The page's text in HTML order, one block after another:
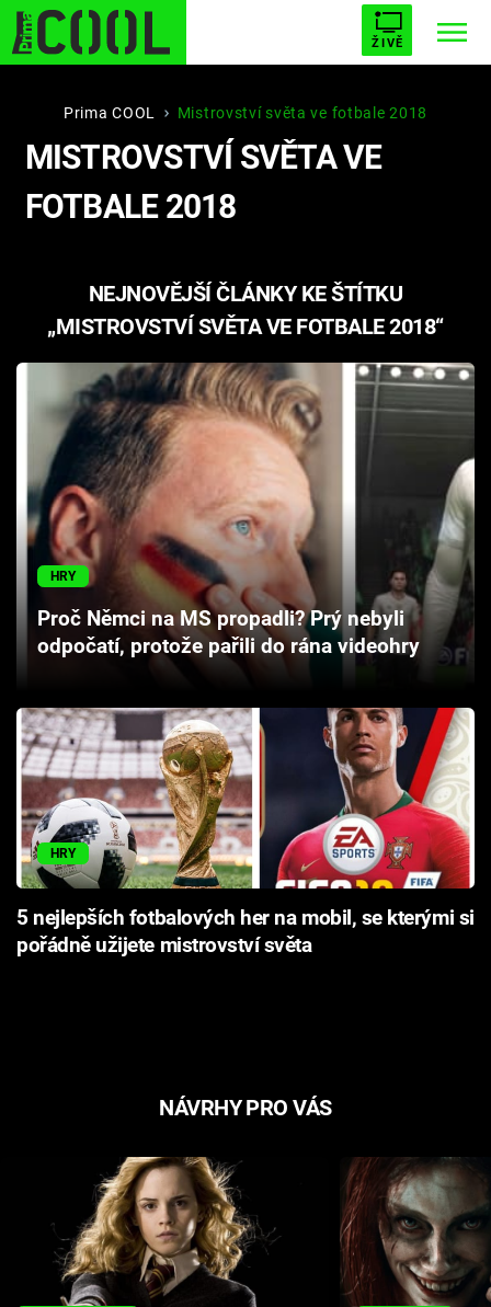
ŽIVĚ
Trendy: STARHOUSE BUFFY, PŘEMOŽITELKA UPÍRŮ
ESCAPE PLNEJ KOTEL AVENGERS 5
Témata
Seriály
Hry
Cool Esport
Pořady
TV Program
Přihlášení
Sledujte nás
Prima COOL Mistrovství světa ve fotbale 2018
MISTROVSTVÍ SVĚTA VE
FOTBALE 2018
NEJNOVĚJŠÍ ČLÁNKY KE ŠTÍTKU
„MISTROVSTVÍ SVĚTA VE FOTBALE 2018“
HRY
Proč Němci na MS propadli? Prý nebyli
odpočatí, protože pařili do rána videohry
HRY
5 nejlepších fotbalových her na mobil, se kterými si
pořádně užijete mistrovství světa
NÁVRHY PRO VÁS